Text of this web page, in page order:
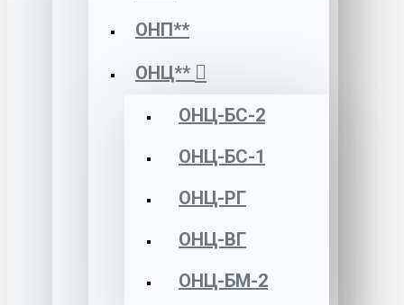
ОНП**
ОНЦ**
ОНЦ-БС-2
ОНЦ-БС-1
ОНЦ-РГ
ОНЦ-ВГ
ОНЦ-БМ-2